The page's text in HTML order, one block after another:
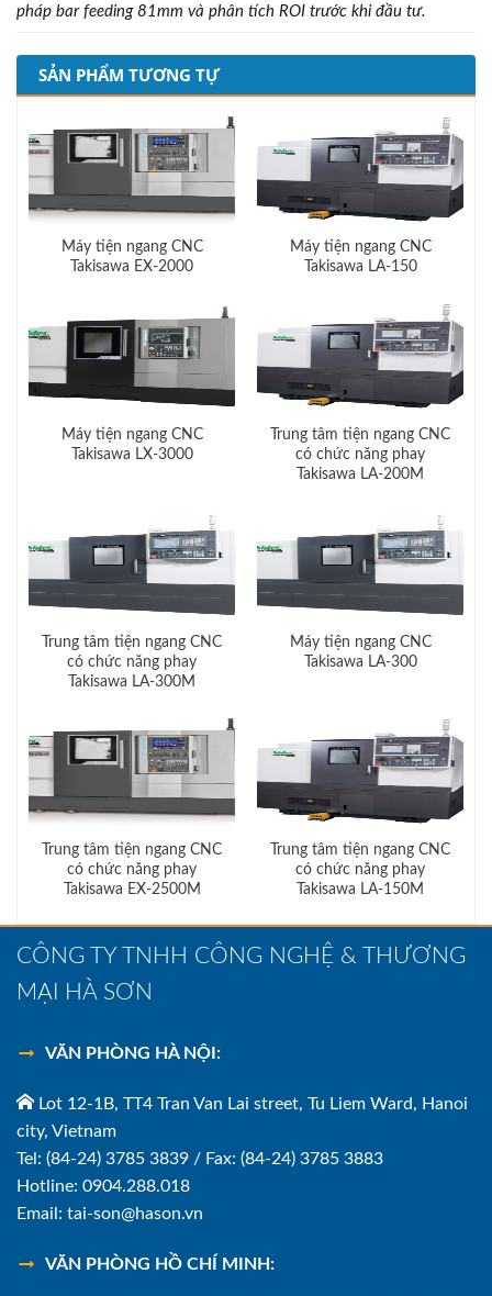
pháp bar feeding 81mm và phân tích ROI trước khi đầu tư.
SẢN PHẨM TƯƠNG TỰ
Máy tiện ngang CNC
Takisawa EX-2000
Máy tiện ngang CNC
Takisawa LA-150
Máy tiện ngang CNC
Takisawa LX-3000
Trung tâm tiện ngang CNC
có chức năng phay
Takisawa LA-200M
Trung tâm tiện ngang CNC
có chức năng phay
Takisawa LA-300M
Máy tiện ngang CNC
Takisawa LA-300
Trung tâm tiện ngang CNC
có chức năng phay
Takisawa EX-2500M
Trung tâm tiện ngang CNC
có chức năng phay
Takisawa LA-150M
CÔNG TY TNHH CÔNG NGHỆ & THƯƠNG
MẠI HÀ SƠN
VĂN PHÒNG HÀ NỘI:
Lot 12-1B, TT4 Tran Van Lai street, Tu Liem Ward, Hanoi
city, Vietnam
Tel: (84-24) 3785 3839 / Fax: (84-24) 3785 3883
Hotline: 0904.288.018
Email: tai-son@hason.vn
VĂN PHÒNG HỒ CHÍ MINH: